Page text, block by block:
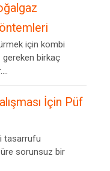
için kombi
gereken birkaç
İçin Püf
tasarrufu
sorunsuz bir